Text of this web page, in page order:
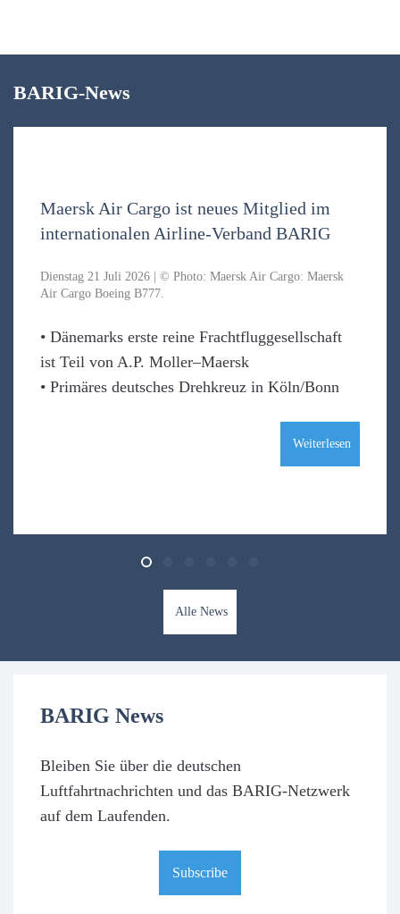
BARIG-News
Maersk Air Cargo ist neues Mitglied im
internationalen Airline-Verband BARIG
Dienstag 21 Juli 2026 | © Photo: Maersk Air Cargo: Maersk
Air Cargo Boeing B777.
• Dänemarks erste reine Frachtfluggesellschaft
ist Teil von A.P. Moller–Maersk
• Primäres deutsches Drehkreuz in Köln/Bonn
Weiterlesen
Alle News
BARIG News
Bleiben Sie über die deutschen
Luftfahrtnachrichten und das BARIG-Netzwerk
auf dem Laufenden.
Subscribe